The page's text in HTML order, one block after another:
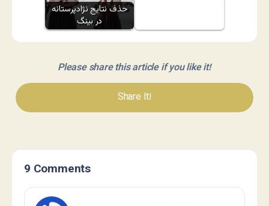
حذف نتایج نژادپرستانه
در بینگ
Please share this article if you like it!
Share It!
9 Comments